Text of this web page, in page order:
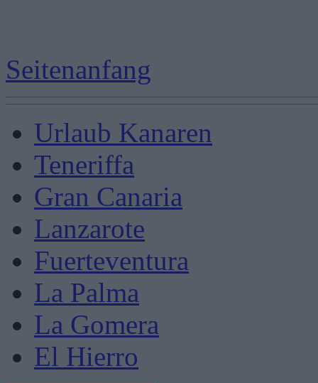
Seitenanfang
Urlaub Kanaren
Teneriffa
Gran Canaria
Lanzarote
Fuerteventura
La Palma
La Gomera
El Hierro